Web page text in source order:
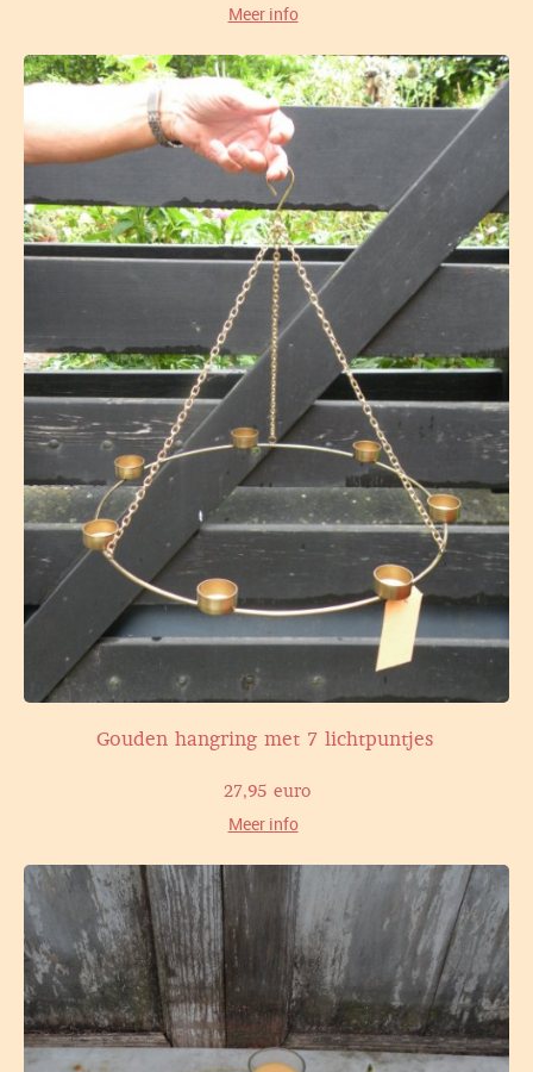
Meer info
Gouden hangring met 7 lichtpuntjes
27,95 euro
Meer info